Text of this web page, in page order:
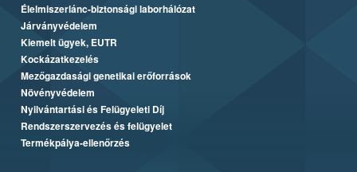
Élelmiszerlánc-biztonsági laborhálózat
Járványvédelem
Kiemelt ügyek, EUTR
Kockázatkezelés
Mezőgazdasági genetikai erőforrások
Növényvédelem
Nyilvántartási és Felügyeleti Díj
Rendszerszervezés és felügyelet
Termékpálya-ellenőrzés